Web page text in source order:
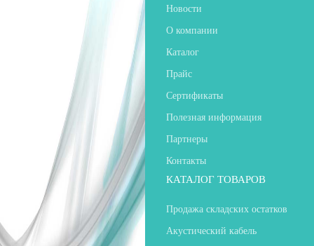
Новости
О компании
Каталог
Прайс
Сертификаты
Полезная информация
Партнеры
Контакты
КАТАЛОГ ТОВАРОВ
Продажа складских остатков
Акустический кабель